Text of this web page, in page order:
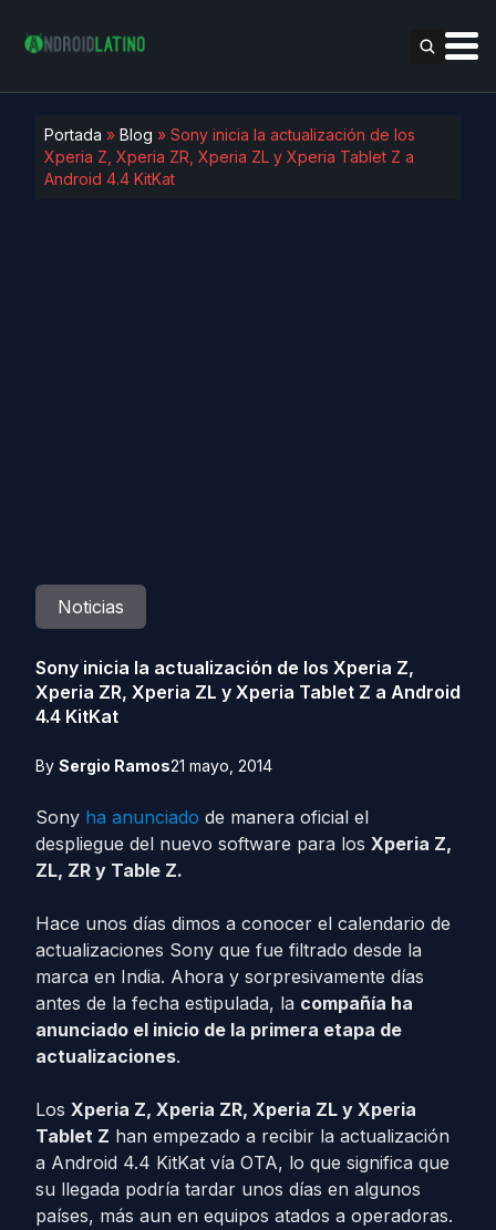
Portada » Blog » Sony inicia la actualización de los
Xperia Z, Xperia ZR, Xperia ZL y Xperia Tablet Z a
Android 4.4 KitKat
Noticias
Sony inicia la actualización de los Xperia Z,
Xperia ZR, Xperia ZL y Xperia Tablet Z a Android
4.4 KitKat
By Sergio Ramos21 mayo, 2014
Sony ha anunciado de manera oficial el
despliegue del nuevo software para los Xperia Z,
ZL, ZR y Table Z.
Hace unos días dimos a conocer el calendario de
actualizaciones Sony que fue filtrado desde la
marca en India. Ahora y sorpresivamente días
antes de la fecha estipulada, la compañía ha
anunciado el inicio de la primera etapa de
actualizaciones.
Los Xperia Z, Xperia ZR, Xperia ZL y Xperia
Tablet Z han empezado a recibir la actualización
a Android 4.4 KitKat vía OTA, lo que significa que
su llegada podría tardar unos días en algunos
países, más aun en equipos atados a operadoras.